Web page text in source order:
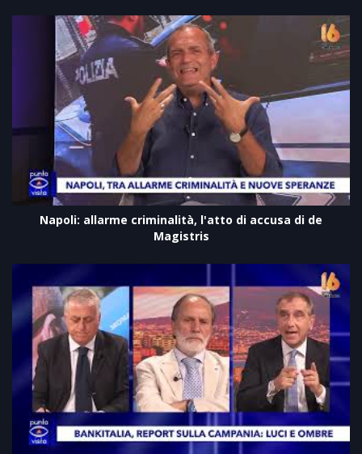
Napoli: allarme criminalità, l'atto di accusa di de
Magistris